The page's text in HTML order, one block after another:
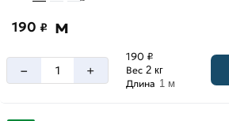
190 ₽ м
– +
190 ₽
Вес 2 кг
Длина 1 м